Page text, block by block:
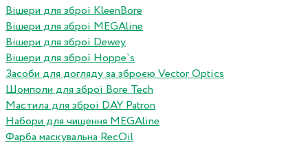
Вішери для зброї KleenBore
Вішери для зброї MEGAline
Вішери для зброї Dewey
Вішери для зброї Hoppe`s
Засоби для догляду за зброєю Vector Optics
Шомполи для зброї Bore Tech
Мастила для зброї DAY Patron
Набори для чищення MEGAline
Фарба маскувальна RecOil